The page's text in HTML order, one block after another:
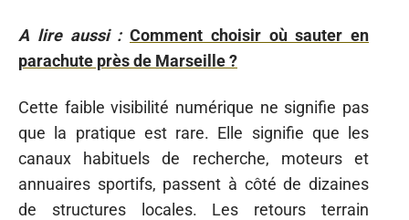
A lire aussi : Comment choisir où sauter en
parachute près de Marseille ?
Cette faible visibilité numérique ne signifie pas
que la pratique est rare. Elle signifie que les
canaux habituels de recherche, moteurs et
annuaires sportifs, passent à côté de dizaines
de structures locales. Les retours terrain